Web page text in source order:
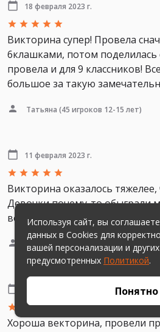
18 февраля 2023 г.
Викторина супер! Провела
6клашками, потом поделилась
провела и для 9 классников!
большое за такую
Татьяна (45 игроков 12-15 лет)
11 февраля 2023 г.
Викторина оказалось
Девочки почему-то обыграли
весело. Спасибо авторам.
Евгений (5 игроков 11, 11, 13, 43 и
Хороша векторина, провели
Используя сайт, вы
данных в Cookies для
вашей персонализации и
предусмотренных Политикой.
Понятно